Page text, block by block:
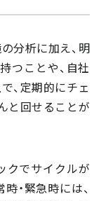
分析に加え、明
つことや、自社
、定期的にチェ
と回せることが
クでサイクルが
・緊急時には、